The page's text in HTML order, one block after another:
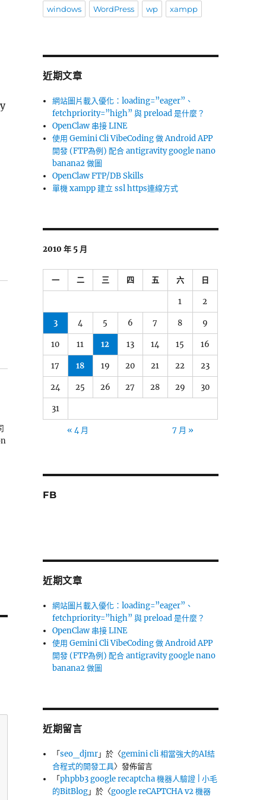
windows WordPress wp xampp
近期文章
網站圖片載入優化：loading=”eager”、
fetchpriority=”high” 與 preload 是什麼？
OpenClaw 串接 LINE
使用 Gemini Cli VibeCoding 做 Android APP
開發 (FTP為例) 配合 antigravity google nano
banana2 做圖
OpenClaw FTP/DB Skills
單機 xampp 建立 ssl https連線方式
2010 年 5 月
一 二 三 四 五 六 日
1 2
3 4 5 6 7 8 9
10 11 12 13 14 15 16
17 18 19 20 21 22 23
24 25 26 27 28 29 30
31
« 4 月 7 月 »
FB
近期文章
網站圖片載入優化：loading=”eager”、
fetchpriority=”high” 與 preload 是什麼？
OpenClaw 串接 LINE
使用 Gemini Cli VibeCoding 做 Android APP
開發 (FTP為例) 配合 antigravity google nano
banana2 做圖
近期留言
「seo_djmr」於〈gemini cli 相當強大的AI結
合程式的開發工具〉發佈留言
「phpbb3 google recaptcha 機器人驗證 | 小毛
的BitBlog」於〈google reCAPTCHA v2 機器